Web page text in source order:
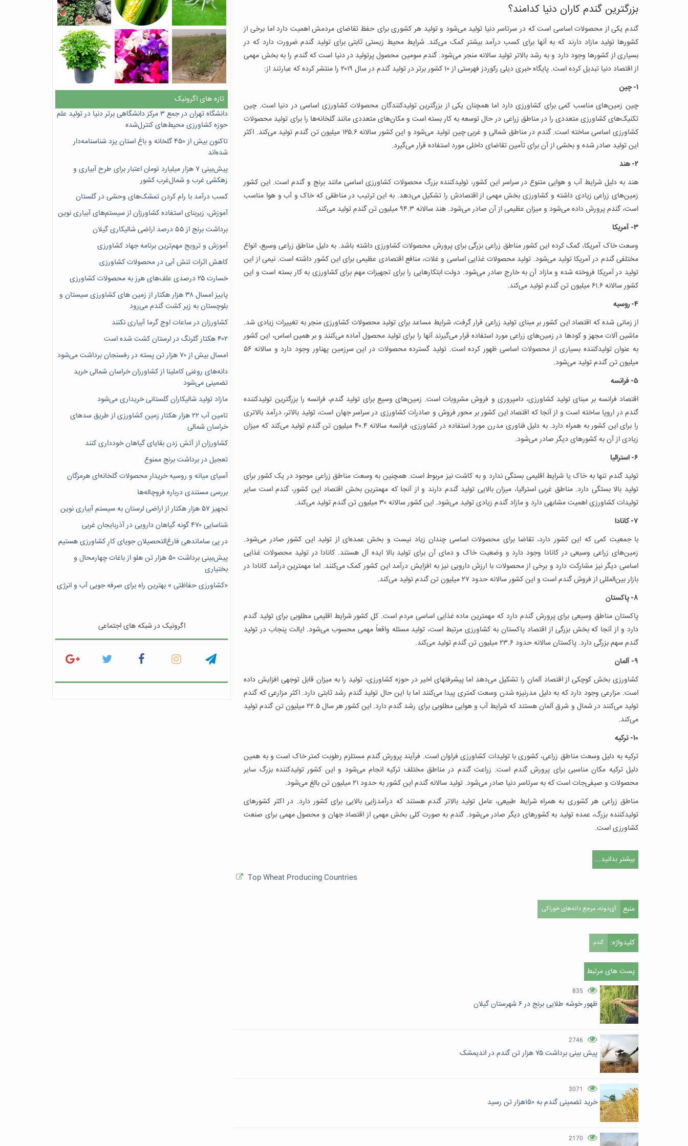
بزرگترین گندم کاران دنیا کدامند؟
گندم یکی از محصولات اساسی است که در سرتاسر دنیا تولید می‌شود و تولید هر کشوری برای حفظ تقاضای مردمش اهمیت دارد اما برخی از
کشورها تولید مازاد دارند که به آنها برای کسب درآمد بیشتر کمک می‌کند. شرایط محیط زیستی ثابتی برای تولید گندم ضرورت دارد که در
بسیاری از کشورها وجود دارد و به رشد بالاتر تولید سالانه منجر می‌شود. گندم سومین محصول پرتولید در دنیا است که گندم را به بخش مهمی
از اقتصاد دنیا تبدیل کرده است. پایگاه خبری دیلی رکوردز فهرستی از ۱۰ کشور برتر در تولید گندم در سال ۲۰۱۹ را منتشر کرده که عبارتند از:
۱- چین
چین زمین‌های مناسب کمی برای کشاورزی دارد اما همچنان یکی از بزرگترین تولیدکنندگان محصولات کشاورزی اساسی در دنیا است. چین
تکنیک‌های کشاورزی متعددی را در مناطق زراعی در حال توسعه به کار بسته است و مکان‌های متعددی مانند گلخانه‌ها را برای تولید محصولات
کشاورزی اساسی ساخته است. گندم در مناطق شمالی و غربی چین تولید می‌شود و این کشور سالانه ۱۲۵.۶ میلیون تن گندم تولید می‌کند. اکثر
این تولید صادر شده و بخشی از آن برای تأمین تقاضای داخلی مورد استفاده قرار می‌گیرد.
۲- هند
هند به دلیل شرایط آب و هوایی متنوع در سراسر این کشور، تولیدکننده بزرگ محصولات کشاورزی اساسی مانند برنج و گندم است. این کشور
زمین‌های زراعی زیادی داشته و کشاورزی بخش مهمی از اقتصادش را تشکیل می‌دهد. به این ترتیب در مناطقی که خاک و آب و هوا مناسب
است، گندم پرورش داده می‌شود و میزان عظیمی از آن صادر می‌شود. هند سالانه ۹۴.۳ میلیون تن گندم تولید می‌کند.
۳- آمریکا
وسعت خاک آمریکا، کمک کرده این کشور مناطق زراعی بزرگی برای پرورش محصولات کشاورزی داشته باشد. به دلیل مناطق زراعی وسیع، انواع
مختلفی گندم در آمریکا تولید می‌شود. تولید محصولات غذایی اساسی و غلات، منافع اقتصادی عظیمی برای این کشور داشته است. نیمی از این
تولید در آمریکا فروخته شده و مازاد آن به خارج صادر می‌شود. دولت ابتکارهایی را برای تجهیزات مهم برای کشاورزی به کار بسته است و این
کشور سالانه ۶۱.۶ میلیون تن گندم تولید می‌کند.
۴- روسیه
از زمانی شده که اقتصاد این کشور بر مبنای تولید زراعی قرار گرفت، شرایط مساعد برای تولید محصولات کشاورزی منجر به تغییرات زیادی شد.
ماشین آلات مجهز و کودها در زمین‌های زراعی مورد استفاده قرار می‌گیرند آنها را برای تولید محصول آماده می‌کنند و بر همین اساس، این کشور
به عنوان تولیدکننده بسیاری از محصولات اساسی ظهور کرده است. تولید گسترده محصولات در این سرزمین پهناور وجود دارد و سالانه ۵۶
میلیون تن گندم تولید می‌شود.
۵- فرانسه
اقتصاد فرانسه بر مبنای تولید کشاورزی، دامپروری و فروش مشروبات است. زمین‌های وسیع برای تولید گندم، فرانسه را بزرگترین تولیدکننده
گندم در اروپا ساخته است و از آنجا که اقتصاد این کشور بر محور فروش و صادرات کشاورزی در سراسر جهان است، تولید بالاتر، درآمد بالاتری
را برای این کشور به همراه دارد. به دلیل فناوری مدرن مورد استفاده در کشاورزی، فرانسه سالانه ۴۰.۴ میلیون تن گندم تولید می‌کند که میزان
زیادی از آن به کشورهای دیگر صادر می‌شود.
۶- استرالیا
تولید گندم تنها به خاک یا شرایط اقلیمی بستگی ندارد و به کاشت نیز مربوط است. همچنین به وسعت مناطق زراعی موجود در یک کشور برای
تولید بالا بستگی دارد. مناطق غربی استرالیا، میزان بالایی تولید گندم دارند و از آنجا که مهمترین بخش اقتصاد این کشور، گندم است سایر
تولیدات کشاورزی اهمیت مشابهی دارد و مازاد گندم زیادی تولید می‌شود. این کشور سالانه ۳۰ میلیون تن گندم تولید می‌کند.
۷- کانادا
با جمعیت کمی که این کشور دارد، تقاضا برای محصولات اساسی چندان زیاد نیست و بخش عمده‌ای از تولید این کشور صادر می‌شود.
زمین‌های زراعی وسیعی در کانادا وجود دارد و وضعیت خاک و دمای آن برای تولید بالا ایده آل هستند. کانادا در تولید محصولات غذایی
اساسی دیگر نیز مشارکت دارد و برخی از محصولات با ارزش دارویی نیز به افزایش درآمد این کشور کمک می‌کنند. اما مهمترین درآمد کانادا در
بازار بین‌المللی از فروش گندم است و این کشور سالانه حدود ۲۷ میلیون تن گندم تولید می‌کند.
۸- پاکستان
پاکستان مناطق وسیعی برای پرورش گندم دارد که مهمترین ماده غذایی اساسی مردم است. کل کشور شرایط اقلیمی مطلوبی برای تولید گندم
دارد و از آنجا که بخش بزرگی از اقتصاد پاکستان به کشاورزی مرتبط است، تولید مسئله واقعاً مهمی محسوب می‌شود. ایالت پنجاب در تولید
گندم سهم بزرگی دارد. پاکستان سالانه حدود ۲۳.۶ میلیون تن گندم تولید می‌کند.
۹- آلمان
کشاورزی بخش کوچکی از اقتصاد آلمان را تشکیل می‌دهد اما پیشرفتهای اخیر در حوزه کشاورزی، تولید را به میزان قابل توجهی افزایش داده
است. مزارعی وجود دارد که به دلیل مدرنیزه شدن وسعت کمتری پیدا می‌کنند اما با این حال تولید گندم رشد ثابتی دارد. اکثر مزارعی که گندم
تولید می‌کنند در شمال و شرق آلمان هستند که شرایط آب و هوایی مطلوبی برای رشد گندم دارد. این کشور هر سال ۲۲.۵ میلیون تن گندم تولید
می‌کند.
۱۰- ترکیه
ترکیه به دلیل وسعت مناطق زراعی، کشوری با تولیدات کشاورزی فراوان است. فرآیند پرورش گندم مستلزم رطوبت کمتر خاک است و به همین
دلیل ترکیه مکان مناسبی برای پرورش گندم است. زراعت گندم در مناطق مختلف ترکیه انجام می‌شود و این کشور تولیدکننده بزرگ سایر
محصولات و صیفی‌جات است که به سرتاسر دنیا صادر می‌شود. تولید سالانه گندم این کشور به حدود ۲۱ میلیون تن بالغ می‌شود.
مناطق زراعی هر کشوری به همراه شرایط طبیعی، عامل تولید بالاتر گندم هستند که درآمدزایی بالایی برای کشور دارد. در اکثر کشورهای
تولیدکننده بزرگ، عمده تولید به کشورهای دیگر صادر می‌شود. گندم به صورت کلی بخش مهمی از اقتصاد جهان و محصول مهمی برای صنعت
کشاورزی است.
بیشتر بدانید...
Top Wheat Producing Countries
منبع آی‌دونه، مرجع دانه‌های خوراکی
کلیدواژه: گندم
پست های مرتبط
835
ظهور خوشه طلایی برنج در ۶ شهرستان گیلان
2746
پیش بینی برداشت ۷۵ هزار تن گندم در اندیمشک
3071
خرید تضمینی گندم به ۱۵۰هزار تن رسید
2170
تازه های اگرونیک
دانشگاه تهران در جمع ۳ مرکز دانشگاهی برتر دنیا در تولید علم
حوزه کشاورزی محیط‌های کنترل‌شده
تاکنون بیش از ۴۵۰ گلخانه و باغ استان یزد شناسنامه‌دار
شده‌اند
پیش‌بینی ۷‌ هزار میلیارد تومان اعتبار برای طرح آبیاری و
زهکشی غرب و شمال‌غرب کشور
کسب درآمد با رام کردن تمشک‌های وحشی در گلستان
آموزش، زیربنای استفاده کشاورزان از سیستم‌های آبیاری نوین
برداشت برنج از ۵۵ درصد اراضی شالیکاری گیلان
آموزش و ترویج مهم‌ترین برنامه جهاد کشاورزی
کاهش اثرات تنش آبی در محصولات کشاورزی
خسارت ۲۵ درصدی علف‌های هرز به محصولات کشاورزی
پاییز امسال ۳۸ هزار هکتار از زمین های کشاورزی سیستان و
بلوچستان به زیر کشت گندم می‌رود
کشاورزان در ساعات اوج گرما آبیاری نکنند
۴۰۲ هکتار گلرنگ در لرستان کشت شده است
امسال بیش از ۷۰ هزار تن پسته در رفسنجان برداشت می‌شود
دانه‌های روغنی کاملینا از کشاورزان خراسان شمالی خرید
تضمینی می‌شود
مازاد تولید شالیکاران گلستانی خریداری می‌شود
تامین آب ۲۲ هزار هکتار زمین کشاورزی از طریق سدهای
خراسان شمالی
کشاورزان از آتش زدن بقایای گیاهان خودداری کنند
تعجیل در برداشت برنج ممنوع
آسیای میانه و روسیه خریدار محصولات گلخانه‌ای هرمزگان
بررسی مستندی درباره فروچاله‌ها
تجهیز ۵۷ هزار هکتار از اراضی لرستان به سیستم آبیاری نوین
شناسایی ۴۷٠ گونه گیاهان دارویی در آذربایجان غربی
در پی ساماندهی فارغ‌التحصیلان جویای کارِ کشاورزی هستیم
پیش‎‌بینی برداشت ۵۰ هزار تن هلو از باغات چهارمحال و
بختیاری
«کشاورزی حفاظتی » بهترین راه برای صرفه جویی آب و انرژی
اگرونیک در شبکه های اجتماعی